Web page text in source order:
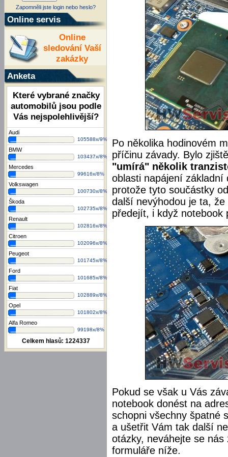
Zapomněli jste login nebo heslo?
Online servis
Online
sledování Vaší
zakázky
Anketa
Které vybrané značky
automobilů jsou podle
Vás nejspolehlivější?
Audi
105588x/9%
BMW
103437x/8%
Mercedes
99616x/8%
Volkswagen
100730x/8%
Škoda
102735x/8%
Renault
102816x/8%
Citroen
102096x/8%
Peugeot
101745x/8%
Ford
101685x/8%
Fiat
102889x/8%
Opel
101802x/8%
Alfa Romeo
99198x/8%
Celkem hlasů: 1224337
Po několika hodinovém
příčinu závady. Bylo
"umírá" několik
oblasti napájení základní
protože tyto součástky
další nevýhodou je ta,
předejít, i když notebook
Pokud se však u Vás
notebook donést na
schopni všechny špatné
a ušetřit Vám tak další
otázky, neváhejte se
formuláře níže.